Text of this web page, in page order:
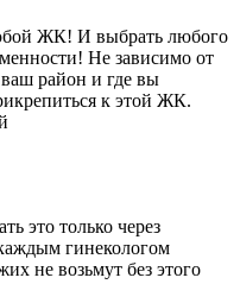
ЖК! И выбрать любого
Не зависимо от
район и где вы
к этой ЖК.
это только через
гинекологом
не возьмут без этого